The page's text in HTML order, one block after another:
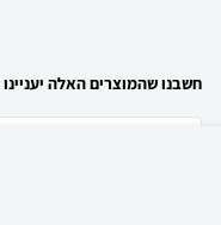
חשבנו שהמוצרים האלה